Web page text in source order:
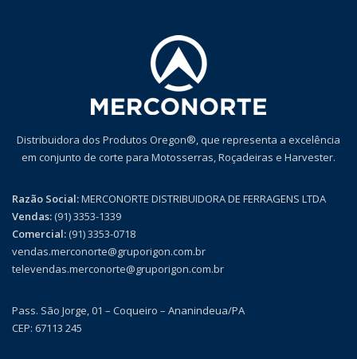
Distribuidora dos Produtos Oregon®, que representa a excelência
em conjunto de corte para Motosserras, Roçadeiras e Harvester.
Razão Social:MERCONORTE DISTRIBUIDORA DE FERRAGENS LTDA
Vendas:(91) 3353-1339
Comercial:(91) 3353-0718
vendas.merconorte@gruporigon.com.br
televendas.merconorte@gruporigon.com.br
Pass. São Jorge, 01 – Coqueiro – Ananindeua/PA
CEP: 67113 245